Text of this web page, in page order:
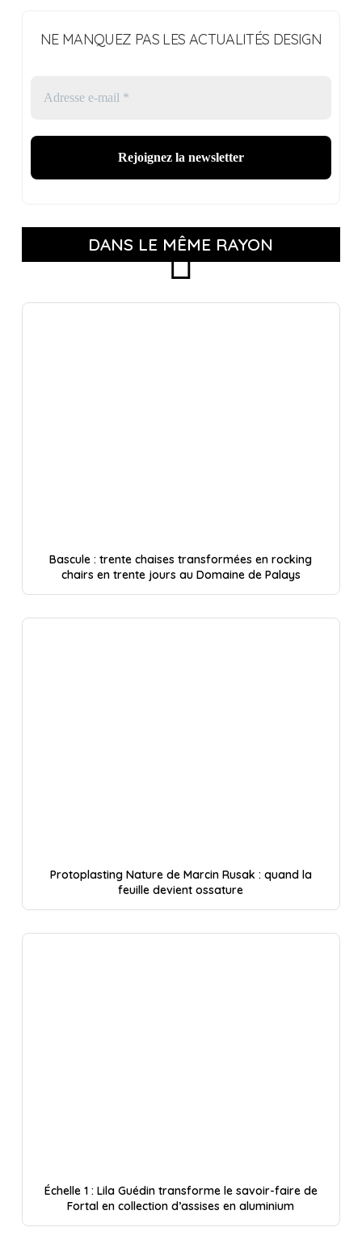
NE MANQUEZ PAS LES ACTUALITÉS DESIGN
DANS LE MÊME RAYON
Bascule : trente chaises transformées en rocking
chairs en trente jours au Domaine de Palays
Protoplasting Nature de Marcin Rusak : quand la
feuille devient ossature
Échelle 1 : Lila Guédin transforme le savoir-faire de
Fortal en collection d’assises en aluminium